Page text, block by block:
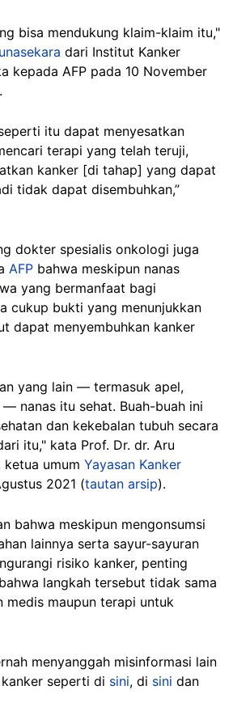
bisa mendukung klaim-klaim itu,"
dari Institut Kanker
kepada AFP pada 10 November
itu dapat menyesatkan
terapi yang telah teruji,
kanker [di tahap] yang dapat
tidak dapat disembuhkan,”
dokter spesialis onkologi juga
AFP bahwa meskipun nanas
yang bermanfaat bagi
cukup bukti yang menunjukkan
dapat menyembuhkan kanker
yang lain — termasuk apel,
nanas itu sehat. Buah-buah ini
dan kekebalan tubuh secara
itu," kata Prof. Dr. dr. Aru
ketua umum Yayasan Kanker
2021 (tautan arsip).
bahwa meskipun mengonsumsi
lainnya serta sayur-sayuran
risiko kanker, penting
langkah tersebut tidak sama
medis maupun terapi untuk
menyanggah misinformasi lain
seperti di sini, di sini dan